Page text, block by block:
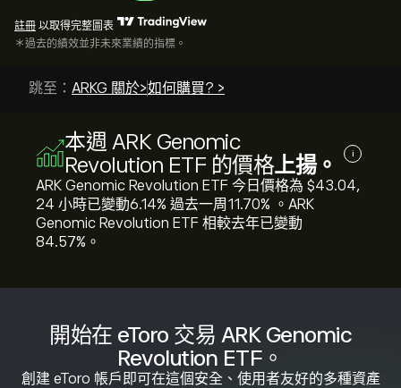
開始在 eToro 交易 ARK Genomic
Revolution ETF。
創建 eToro 帳戶即可在這個安全、使用者友好的多種資產
註冊 以取得完整圖表
＊過去的績效並非未來業績的指標。
跳至： ARKG 關於>如何購買? >
本週 ARK Genomic
Revolution ETF 的價格上揚。 i
ARK Genomic Revolution ETF 今日價格為 ‎$‎43.04,
24 小時已變動‎6.14‎% 過去一周‎11.70‎% 。ARK
Genomic Revolution ETF 相較去年已變動
‎84.57‎%。